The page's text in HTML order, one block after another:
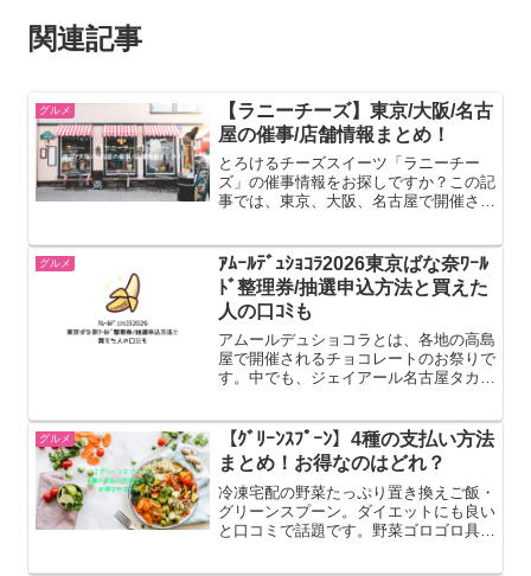
関連記事
グルメ
【ラニーチーズ】東京/大阪/名古
屋の催事/店舗情報まとめ！
とろけるチーズスイーツ「ラニーチー
ズ」の催事情報をお探しですか？この記
事では、東京、大阪、名古屋で開催され
なクリームチーズを贅沢に使用したチー
ズケーキやバターサンドが人...
グルメ
ｱﾑｰﾙﾃﾞｭｼｮｺﾗ2026東京ばな奈ﾜｰﾙ
ﾄﾞ整理券/抽選申込方法と買えた
人の口ｺﾐも
アムールデュショコラとは、各地の高島
屋で開催されるチョコレートのお祭りで
す。中でも、ジェイアール名古屋タカシ
来店するほどの大イベントになっていま
す。【開催期間】：202...
グルメ
【ｸﾞﾘｰﾝｽﾌﾟｰﾝ】4種の支払い方法
まとめ！お得なのはどれ？
冷凍宅配の野菜たっぷり置き換えご飯・
グリーンスプーン。ダイエットにも良い
と口コミで話題です。野菜ゴロゴロ具沢